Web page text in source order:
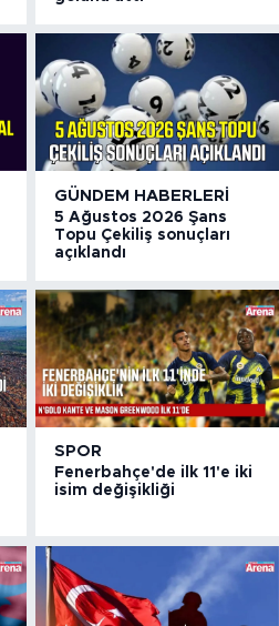
GÜNDEM HABERLERI
5 Ağustos 2026 Şans
Topu Çekiliş sonuçları
açıklandı
SPOR
Fenerbahçe'de ilk 11'e iki
isim değişikliği